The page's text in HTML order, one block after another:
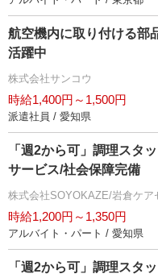
航空機内に取り付ける部
活躍中
株式会社サンコウ
時給1,400円～1,500円
派遣社員 / 愛知県
「週2から可」調理スタ
サービス/社会保障完備
株式会社SOYOKAZE/岩倉ケア
時給1,200円～1,350円
アルバイト・パート / 愛知県
「週2から可」調理スタ